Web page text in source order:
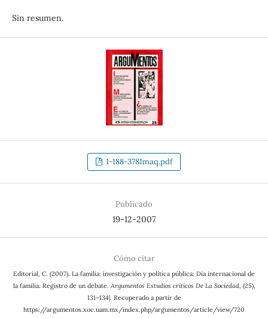
Sin resumen.
1-188-3781maq.pdf
Publicado
19-12-2007
Cómo citar
Editorial, C. (2007). La familia: investigación y política pública: Día internacional de
la familia. Registro de un debate. Argumentos Estudios críticos De La Sociedad, (25),
131–134|. Recuperado a partir de
https://argumentos.xoc.uam.mx/index.php/argumentos/article/view/720